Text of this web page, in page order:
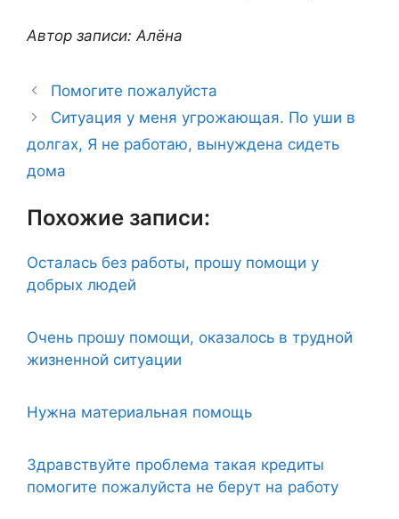
Автор записи: Алёна
Помогите пожалуйста
Ситуация у меня угрожающая. По уши в
долгах, Я не работаю, вынуждена сидеть
дома
Похожие записи:
Осталась без работы, прошу помощи у
добрых людей
Очень прошу помощи, оказалось в трудной
жизненной ситуации
Нужна материальная помощь
Здравствуйте проблема такая кредиты
помогите пожалуйста не берут на работу